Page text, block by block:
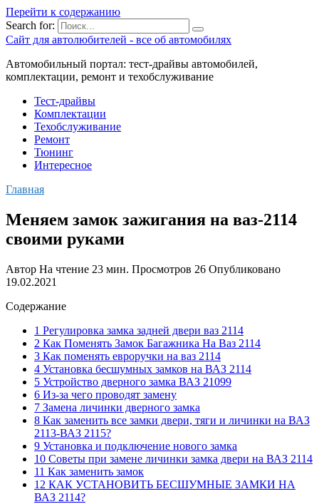
Перейти к содержанию
Search for:
Сайт для автолюбителей - все об автомобилях
Автомобильный портал: тест-драйвы автомобилей,
комплектации, ремонт и техобслуживание
Тест-драйвы
Комплектации
Техобслуживание
Ремонт
Тюнинг
Интересное
Главная
Меняем замок зажигания на ваз-2114
своими руками
Автор На чтение 23 мин. Просмотров 26 Опубликовано
19.02.2021
Содержание
1 Регулировка замка задней двери ваз 2114
2 Как Поменять Замок Багажника На Ваз 2114
3 Как поменять евроручки на ваз 2114
4 Установка бесшумных замков на ВАЗ 2114
5 Устройство дверного замка ВАЗ 21099
6 Из-за чего проводят замену
7 Замена личинки дверного замка
8 Как заменить все замки двери, тяги и личинки на ВАЗ
2113-ВАЗ 2115?
9 Установка и подключение нового замка
10 Советы при замене личинки замка двери на ВАЗ 2114
11 Как заменить замок
12 КАК УСТАНОВИТЬ БЕСШУМНЫЕ ЗАМКИ НА
ВАЗ 2114?